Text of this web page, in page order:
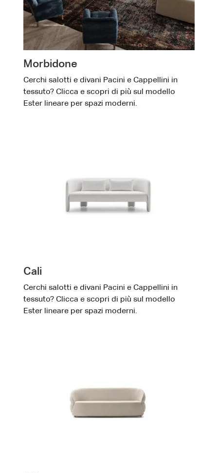
Morbidone
Cerchi salotti e divani Pacini e Cappellini in
tessuto? Clicca e scopri di più sul modello
Ester lineare per spazi moderni.
Cali
Cerchi salotti e divani Pacini e Cappellini in
tessuto? Clicca e scopri di più sul modello
Ester lineare per spazi moderni.